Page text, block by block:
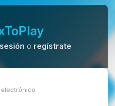
o regístrate